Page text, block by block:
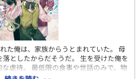
た俺は、家族からうとまれていた。 母
としたからだそうだ。 生を受けた俺を
虐待。 最低限の食事や世話のみで、物
れていた。 だれでもいいから、 暖かな目